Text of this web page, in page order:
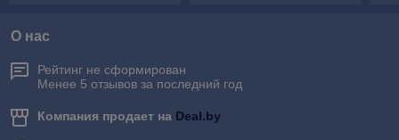
О нас
Рейтинг не сформирован
Менее 5 отзывов за последний год
Компания продает на Deal.by